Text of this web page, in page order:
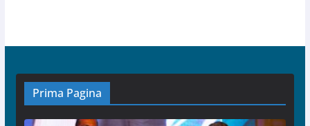
Prima Pagina